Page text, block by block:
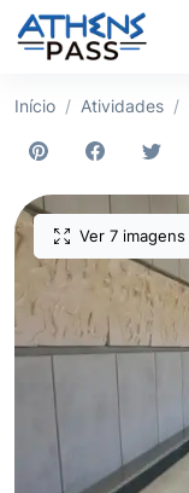
Início Atividades
Ver 7 imagens